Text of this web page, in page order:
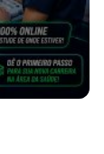
mínimo 75%